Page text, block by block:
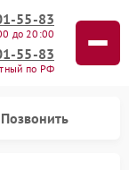
55-83
до 20:00
55-83
по РФ
Позвонить